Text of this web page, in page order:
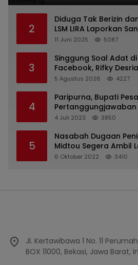
2
Diduga Tak Berizin
LSM LIRA Laporkan
Kejaksaan Kota Batu
11 Juni 2025 5087
3
Singgung Soal Adat
Facebook, Rifky
PDA dan Bupati Kubar
5 Agustus 2026 4227
4
Paripurna, Bupati
Pertanggungjawaban
2022
4 Juli 2023 3850
5
Nasabah Dugaan
Midtou Segera Ambil
6 Oktober 2022 3410
Jl. Kertawibawa 1 No. 11
BOX 11000, Bekasi, Jawa Barat,